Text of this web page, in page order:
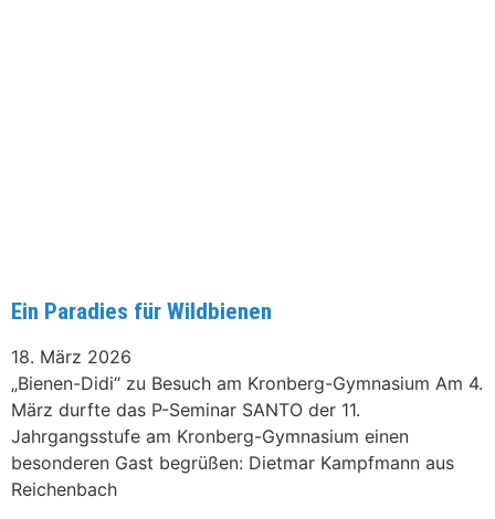
Ein Paradies für Wildbienen
18. März 2026
„Bienen-Didi“ zu Besuch am Kronberg-Gymnasium Am 4.
März durfte das P-Seminar SANTO der 11.
Jahrgangsstufe am Kronberg-Gymnasium einen
besonderen Gast begrüßen: Dietmar Kampfmann aus
Reichenbach